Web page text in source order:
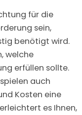
für die
sein,
benötigt wird.
welche
erfüllen sollte.
auch
Kosten eine
es Ihnen,